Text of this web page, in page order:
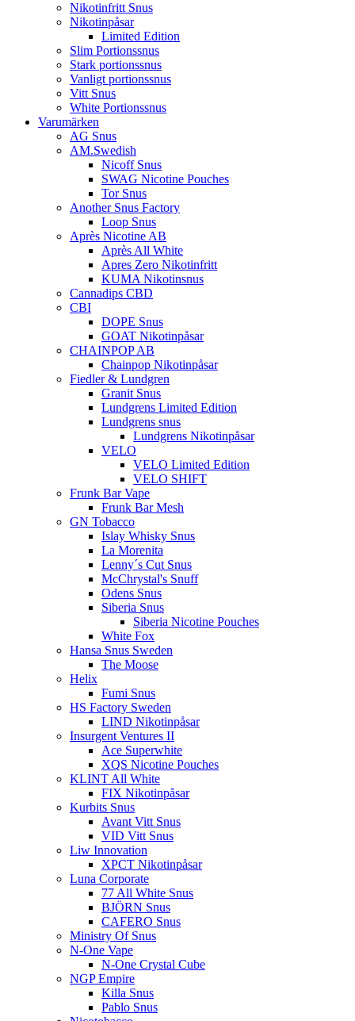
Nikotinfritt Snus
Nikotinpåsar
Limited Edition
Slim Portionssnus
Stark portionssnus
Vanligt portionssnus
Vitt Snus
White Portionssnus
Varumärken
AG Snus
AM.Swedish
Nicoff Snus
SWAG Nicotine Pouches
Tor Snus
Another Snus Factory
Loop Snus
Après Nicotine AB
Après All White
Apres Zero Nikotinfritt
KUMA Nikotinsnus
Cannadips CBD
CBI
DOPE Snus
GOAT Nikotinpåsar
CHAINPOP AB
Chainpop Nikotinpåsar
Fiedler & Lundgren
Granit Snus
Lundgrens Limited Edition
Lundgrens snus
Lundgrens Nikotinpåsar
VELO
VELO Limited Edition
VELO SHIFT
Frunk Bar Vape
Frunk Bar Mesh
GN Tobacco
Islay Whisky Snus
La Morenita
Lenny´s Cut Snus
McChrystal's Snuff
Odens Snus
Siberia Snus
Siberia Nicotine Pouches
White Fox
Hansa Snus Sweden
The Moose
Helix
Fumi Snus
HS Factory Sweden
LIND Nikotinpåsar
Insurgent Ventures II
Ace Superwhite
XQS Nicotine Pouches
KLINT All White
FIX Nikotinpåsar
Kurbits Snus
Avant Vitt Snus
VID Vitt Snus
Liw Innovation
XPCT Nikotinpåsar
Luna Corporate
77 All White Snus
BJÖRN Snus
CAFERO Snus
Ministry Of Snus
N-One Vape
N-One Crystal Cube
NGP Empire
Killa Snus
Pablo Snus